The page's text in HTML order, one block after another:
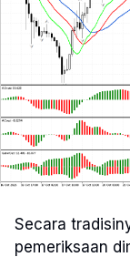
Secara
pemeriksaan